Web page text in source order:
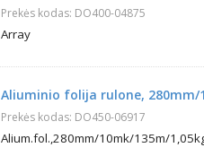
Prekės kodas: DO400-04875
Array
Aliuminio folija rulone, 280mm/
Prekės kodas: DO450-06917
Alium.fol.,280mm/10mk/135m/